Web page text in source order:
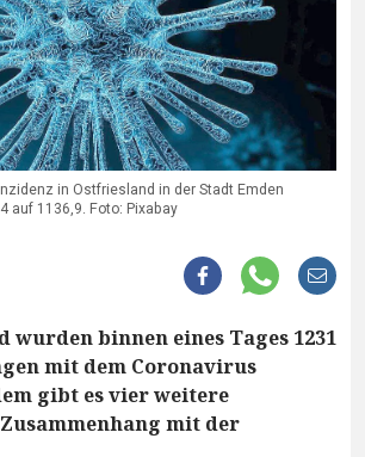
in Ostfriesland in der Stadt Emden
auf 1136,9. Foto: Pixabay
wurden binnen eines Tages 1231
mit dem Coronavirus
gibt es vier weitere
mit der